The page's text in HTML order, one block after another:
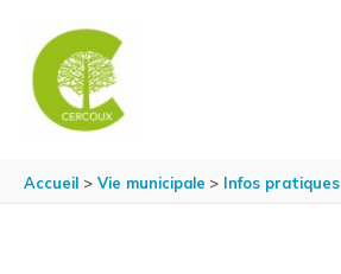
Accueil Vie municipale Infos pratiques